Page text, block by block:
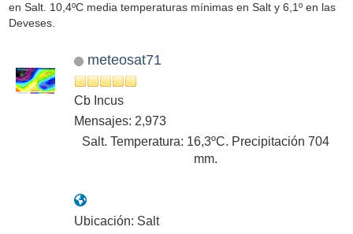
en Salt. 10,4ºC media temperaturas mínimas en Salt y 6,1º en las
Deveses.
meteosat71
Cb Incus
Mensajes: 2,973
Salt. Temperatura: 16,3ºC. Precipitación 704
mm.
Ubicación: Salt